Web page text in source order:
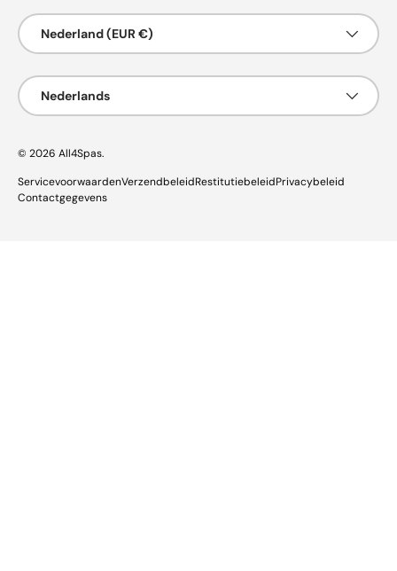
Land/Regio
Nederland (EUR €)
Taal
Nederlands
© 2026 All4Spas.
ServicevoorwaardenVerzendbeleidRestitutiebeleidPrivacybeleid
Contactgegevens